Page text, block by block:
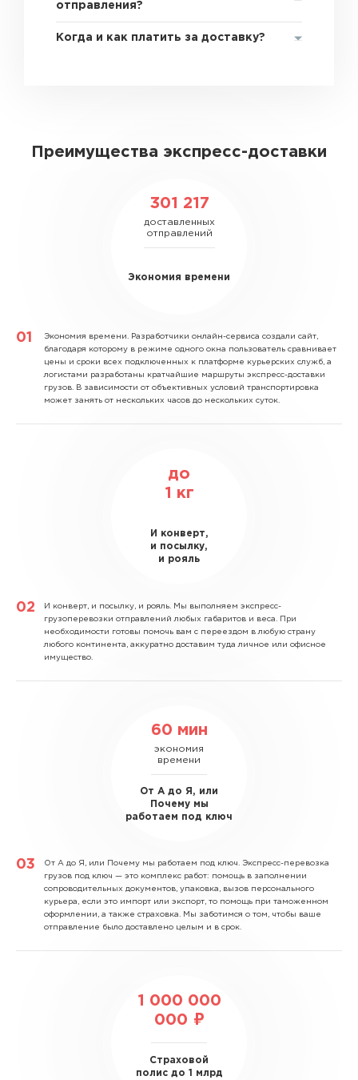
отправления?
Когда и как платить за доставку?
Преимущества экспресс-доставки
301 217
доставленных
отправлений
Экономия времени
Экономия времени. Разработчики онлайн-сервиса создали сайт,
благодаря которому в режиме одного окна пользователь сравнивает
цены и сроки всех подключенных к платформе курьерских служб, а
логистами разработаны кратчайшие маршруты экспресс-доставки
грузов. В зависимости от объективных условий транспортировка
может занять от нескольких часов до нескольких суток.
до
1
кг
И конверт,
и посылку,
и рояль
И конверт, и посылку, и рояль. Мы выполняем экспресс-
грузоперевозки отправлений любых габаритов и веса. При
необходимости готовы помочь вам с переездом в любую страну
любого континента, аккуратно доставим туда личное или офисное
имущество.
60 мин
экономия
времени
От А до Я, или
Почему мы
работаем под ключ
От А до Я, или Почему мы работаем под ключ. Экспресс-перевозка
грузов под ключ — это комплекс работ: помощь в заполнении
сопроводительных документов, упаковка, вызов персонального
курьера, если это импорт или экспорт, то помощь при таможенном
оформлении, а также страховка. Мы заботимся о том, чтобы ваше
отправление было доставлено целым и в срок.
1 000 000
000 ₽
Страховой
полис до 1 млрд